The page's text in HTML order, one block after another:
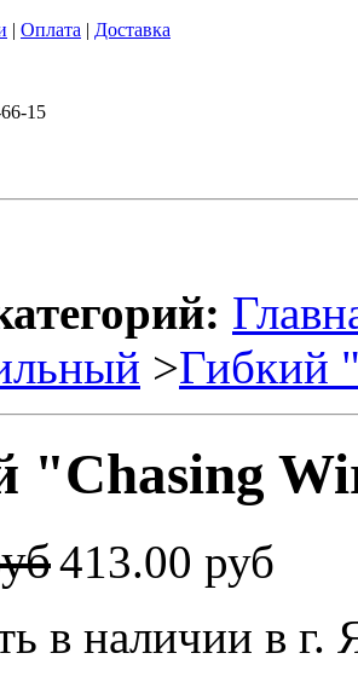
| Оплата | Доставка
15
>Гибкий
"Chasing
413.00 руб
в наличии в г.